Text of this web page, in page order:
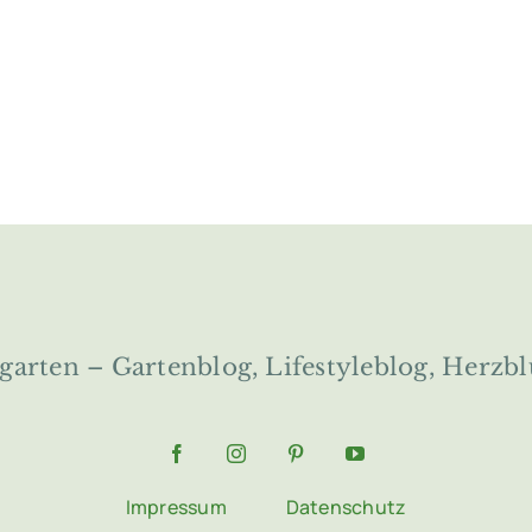
– Gartenblog, Lifestyleblog,
Impressum Datenschutz